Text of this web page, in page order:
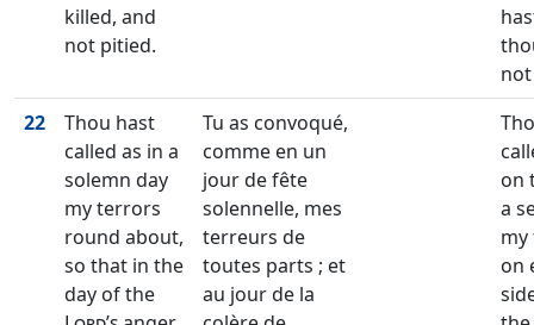
killed, and
not pitied.
22
Thou hast
called as in a
solemn day
my terrors
round about,
so that in the
day of the
Tu as convoqué,
comme en un
jour de fête
solennelle, mes
terreurs de
toutes parts ; et
au jour de la
on
a
on